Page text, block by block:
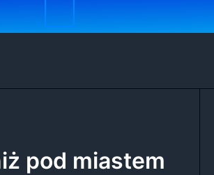
pod miastem